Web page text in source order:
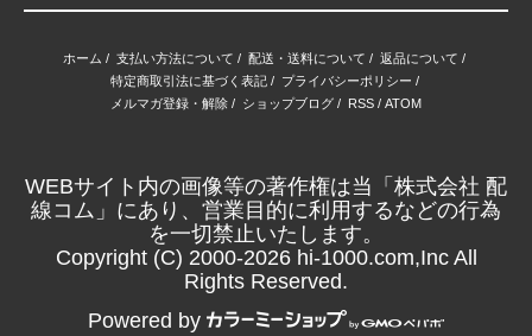
ホーム / 支払い方法について / 配送・送料について / 返品について /
特定商取引法に基づく表記/ プライバシーポリシー /
メルマガ登録・解除 / ショップブログ / RSS / ATOM
WEBサイト内の画像等の著作権は当「株式会社 配
線コム」にあり、営業目的に利用するなどの行為
を一切禁止いたします。
Copyright (C) 2000-2026 hi-1000.com,Inc All
Rights Reserved.
Powered by